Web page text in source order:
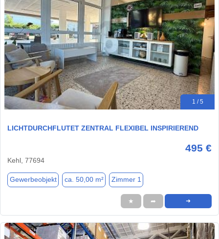
1 / 5
LICHTDURCHFLUTET ZENTRAL FLEXIBEL INSPIRIEREND
495 €
Kehl, 77694
Gewerbeobjekt ca. 50,00 m² Zimmer 1
★ ➦ ➜